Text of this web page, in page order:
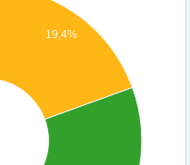
19,4%